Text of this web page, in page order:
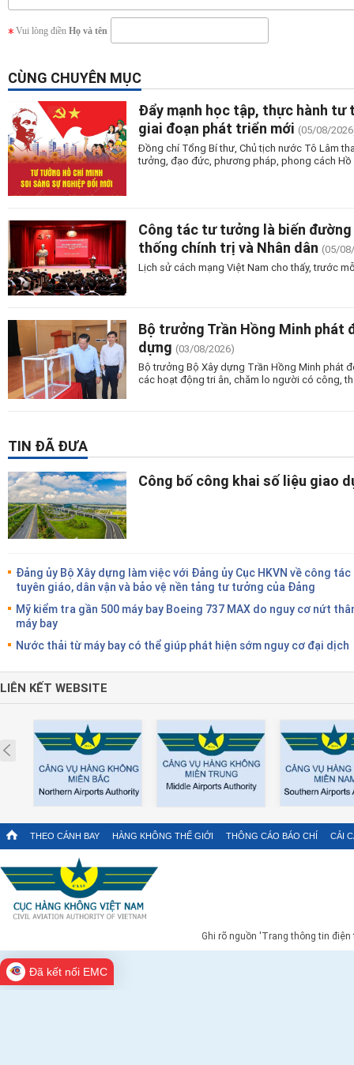
Vui lòng điền Họ và tên
CÙNG CHUYÊN MỤC
Đẩy mạnh học tập, thực hành tư
giai đoạn phát triển mới (05/08/
Đồng chí Tổng Bí thư, Chủ tịch nước Tô Lâm
tưởng, đạo đức, phương pháp, phong cách
Công tác tư tưởng là biến
thống chính trị và Nhân dân (05/
Lịch sử cách mạng Việt Nam cho thấy, trước
Bộ trưởng Trần Hồng Minh phát
dựng (03/08/2026)
Bộ trưởng Bộ Xây dựng Trần Hồng Minh phát
các hoạt động tri ân, chăm lo người có công,
TIN ĐÃ ĐƯA
Công bố công khai số liệu giao
Đảng ủy Bộ Xây dựng làm việc với Đảng ủy Cục HKVN về công tác
tuyên giáo, dân vận và bảo vệ nền tảng tư tưởng của Đảng
Mỹ kiểm tra gần 500 máy bay Boeing 737 MAX do nguy cơ nứt
máy bay
Nước thải từ máy bay có thể giúp phát hiện sớm nguy cơ đại dịch
LIÊN KẾT WEBSITE
Prev
THEO CÁNH BAY HÀNG KHÔNG THẾ GIỚI THÔNG CÁO BÁO CHÍ CẢI
Ghi rõ nguồn 'Trang thông tin
Đã kết nối EMC